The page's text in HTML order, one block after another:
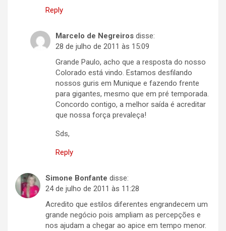
Reply
Marcelo de Negreiros disse:
28 de julho de 2011 às 15:09
Grande Paulo, acho que a resposta do nosso
Colorado está vindo. Estamos desfilando
nossos guris em Munique e fazendo frente
para gigantes, mesmo que em pré temporada.
Concordo contigo, a melhor saída é acreditar
que nossa força prevaleça!
Sds,
Reply
Simone Bonfante disse:
24 de julho de 2011 às 11:28
Acredito que estilos diferentes engrandecem um
grande negócio pois ampliam as percepções e
nos ajudam a chegar ao apice em tempo menor.